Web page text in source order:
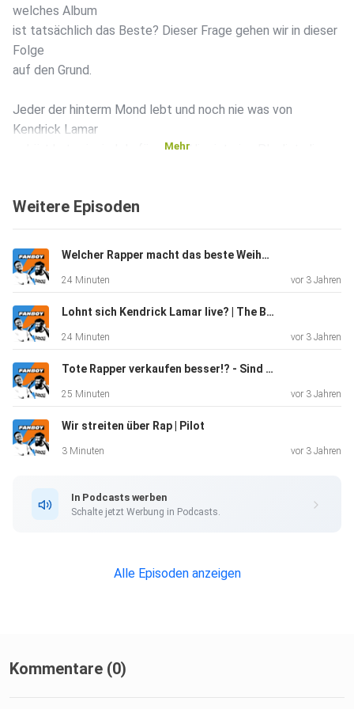
welches Album
ist tatsächlich das Beste? Dieser Frage gehen wir in dieser
Folge
auf den Grund.
Jeder der hinterm Mond lebt und noch nie was von
Kendrick Lamar
gehört hat, wir sind da für euch. Hier ist eine Playlist, die
anhört wie aus einem Guss.
cET?si=0f0f3bfd296c4785
Schickt uns eure Meinung unter
fanboy.derpodcast@gmail.com oder
Tiktok: @FANBOY_podcast
Mehr
Weitere Episoden
Welcher Rapper macht das beste Weihnachtsalbum? | Vol. 4
24 Minuten vor 3 Jahren
Lohnt sich Kendrick Lamar live? | The Big Steppers Tour Konzert Review | Vol. 3
24 Minuten vor 3 Jahren
Tote Rapper verkaufen besser!? - Sind Posthume Alben moralisch verwerflich? | Vol. 2
25 Minuten vor 3 Jahren
Wir streiten über Rap | Pilot
3 Minuten vor 3 Jahren
In Podcasts werben
Schalte jetzt Werbung in Podcasts.
Alle Episoden anzeigen
Kommentare (0)